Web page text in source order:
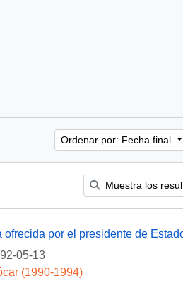
Ordenar por: Fecha final
Muestra los
05-13
(1990-1994)